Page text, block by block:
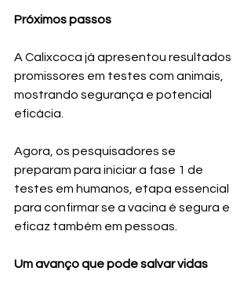
Próximos passos
A Calixcoca já apresentou resultados
promissores em testes com animais,
mostrando segurança e potencial
eficácia.
Agora, os pesquisadores se
preparam para iniciar a fase 1 de
testes em humanos, etapa essencial
para confirmar se a vacina é segura e
eficaz também em pessoas.
Um avanço que pode salvar vidas